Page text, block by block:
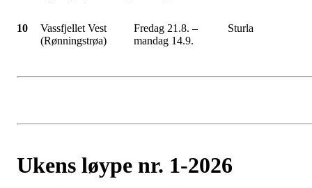
10
Vassfjellet Vest
(Rønningstrøa)
Fredag 21.8. –
mandag 14.9.
Sturla
Ukens løype nr. 1-2026